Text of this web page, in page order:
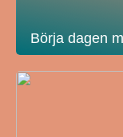
Börja dagen